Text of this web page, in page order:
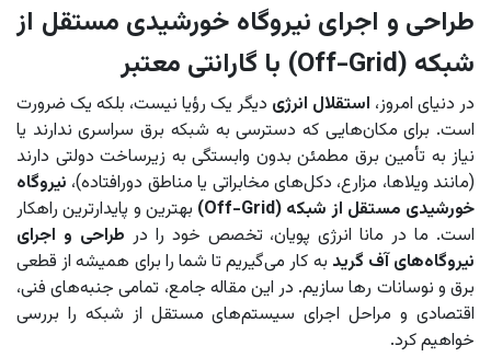
طراحی و اجرای نیروگاه خورشیدی مستقل از
شبکه (Off-Grid) با گارانتی معتبر
در دنیای امروز، استقلال انرژی دیگر یک رؤیا نیست، بلکه یک ضرورت
است. برای مکان‌هایی که دسترسی به شبکه برق سراسری ندارند یا
نیاز به تأمین برق مطمئن بدون وابستگی به زیرساخت دولتی دارند
(مانند ویلاها، مزارع، دکل‌های مخابراتی یا مناطق دورافتاده)، نیروگاه
خورشیدی مستقل از شبکه (Off-Grid)
بهترین و پایدارترین راهکار
است. ما در مانا انرژی پویان، تخصص خود را در طراحی و اجرای
نیروگاه‌های آف گرید به کار می‌گیریم تا شما را برای همیشه از قطعی
برق و نوسانات رها سازیم. در این مقاله جامع، تمامی جنبه‌های فنی،
اقتصادی و مراحل اجرای سیستم‌های مستقل از شبکه را بررسی
خواهیم کرد.